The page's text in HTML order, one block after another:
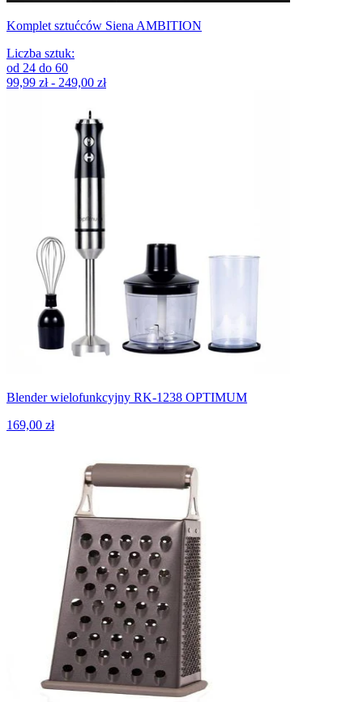
Komplet sztućców Siena AMBITION
Liczba sztuk:
od 24 do 60
99,99 zł - 249,00 zł
Blender wielofunkcyjny RK-1238 OPTIMUM
169,00 zł